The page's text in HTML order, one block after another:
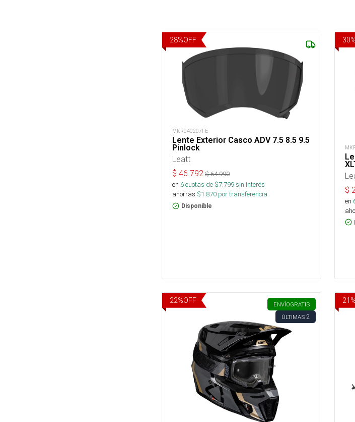
28%OFF
MKR040207FE
Lente Exterior Casco ADV 7.5 8.5 9.5
Pinlock
Leatt
$ 46.792 $64.990
en 6cuotas de $7.799sin interés
ahorras $1.870 por transferencia.
Disponible
30%
$
en
22%OFF ENVÍOGRATIS
ÚLTIMAS 2
21 %